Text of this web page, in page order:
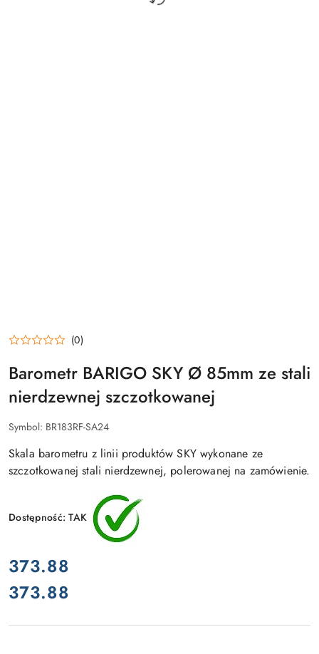
(0)
Barometr BARIGO SKY Ø 85mm ze stali
nierdzewnej szczotkowanej
Symbol: BR183RF-SA24
Skala barometru z linii produktów SKY wykonane ze
szczotkowanej stali nierdzewnej, polerowanej na zamówienie.
Dostępność:TAK
cena:
373.88
Cena:
373.88